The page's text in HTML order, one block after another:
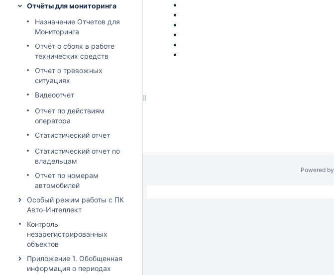
Отчёты для мониторинга
Назначение Отчетов для
Мониторинга
Отчёт о сбоях в работе
технических средств
Отчет о тревожных
ситуациях
Видеоотчет
Отчет по действиям
оператора
Статистический отчет
Статистический отчет по
владельцам
Отчет по номерам
автомобилей
Особый режим работы с ПК
Авто-Интеллект
Контроль
незарегистрированных
объектов
Приложение 1. Обобщенная
информация о периодах
Powered by